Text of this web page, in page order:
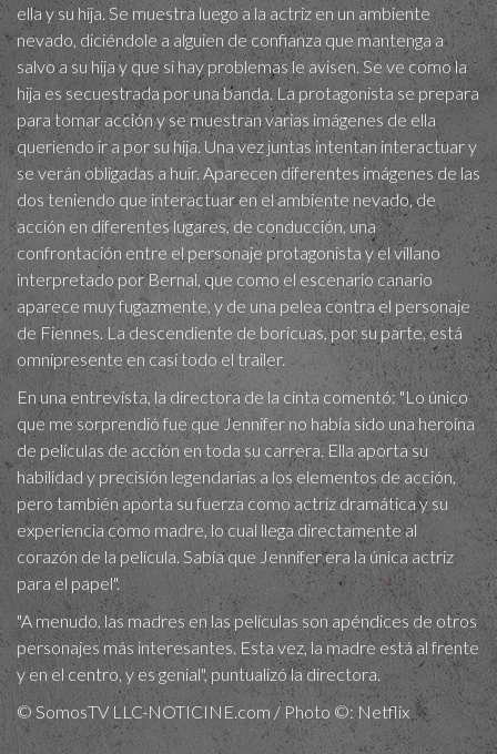
ella y su hija. Se muestra luego a la actriz en un ambiente
nevado, diciéndole a alguien de confianza que mantenga a
salvo a su hija y que si hay problemas le avisen. Se ve como la
hija es secuestrada por una banda. La protagonista se prepara
para tomar acción y se muestran varias imágenes de ella
queriendo ir a por su hija. Una vez juntas intentan interactuar y
se verán obligadas a huir. Aparecen diferentes imágenes de las
dos teniendo que interactuar en el ambiente nevado, de
acción en diferentes lugares, de conducción, una
confrontación entre el personaje protagonista y el villano
interpretado por Bernal, que como el escenario canario
aparece muy fugazmente, y de una pelea contra el personaje
de Fiennes. La descendiente de boricuas, por su parte, está
omnipresente en casi todo el trailer.
En una entrevista, la directora de la cinta comentó: "Lo único
que me sorprendió fue que Jennifer no había sido una heroína
de películas de acción en toda su carrera. Ella aporta su
habilidad y precisión legendarias a los elementos de acción,
pero también aporta su fuerza como actriz dramática y su
experiencia como madre, lo cual llega directamente al
corazón de la película. Sabía que Jennifer era la única actriz
para el papel".
"A menudo, las madres en las películas son apéndices de otros
personajes más interesantes. Esta vez, la madre está al frente
y en el centro, y es genial", puntualizó la directora.
© SomosTV LLC-NOTICINE.com / Photo ©: Netflix